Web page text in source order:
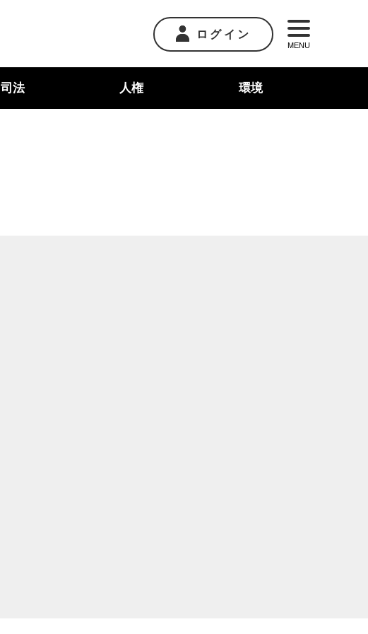
ログイン
MENU
司法 人権 環境